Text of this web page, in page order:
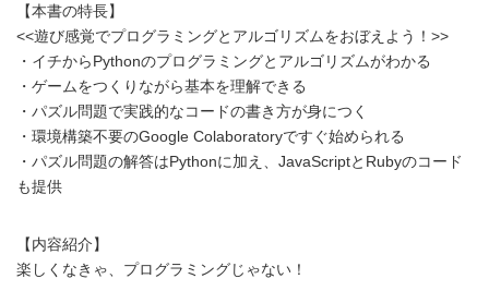
【本書の特長】
<<遊び感覚でプログラミングとアルゴリズムをおぼえよう！>>
・イチからPythonのプログラミングとアルゴリズムがわかる
・ゲームをつくりながら基本を理解できる
・パズル問題で実践的なコードの書き方が身につく
・環境構築不要のGoogle Colaboratoryですぐ始められる
・パズル問題の解答はPythonに加え、JavaScriptとRubyのコード
も提供
【内容紹介】
楽しくなきゃ、プログラミングじゃない！